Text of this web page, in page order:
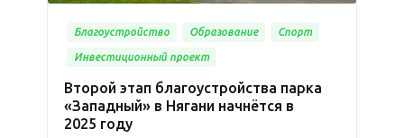
Благоустройство Образование Спорт
Инвестиционный проект
Второй этап благоустройства парка
«Западный» в Нягани начнётся в
2025 году